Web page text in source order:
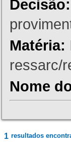
Decisão:
Matéria:
ressarc/
Nome
1 resultados